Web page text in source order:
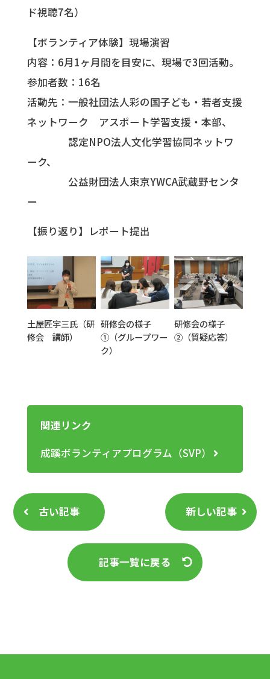
ド視聴7名）
【ボランティア体験】現場演習
内容：6月1ヶ月間を目安に、現場で3回活動。
参加者数：16名
活動先：一般社団法人彩の国子ども・若者支援
ネットワーク アスポート学習支援・本部、
認定NPO法人文化学習協同ネットワ
ーク、
公益財団法人東京YWCA武蔵野センタ
ー
【振り返り】レポート提出
土屋匠宇三氏（研
修会 講師）
研修会の様子
①（グループワー
ク）
研修会の様子
②（質疑応答）
関連リンク
成蹊ボランティアプログラム（SVP）
古い記事
記事一覧に戻る
新しい記事